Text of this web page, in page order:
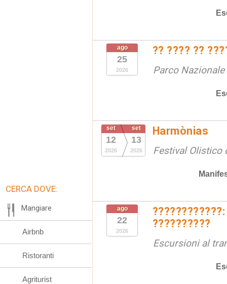
ago
25
2026
?? ???? ??
Parco
set
12
2026
set
13
2026
Harmònias
Festival Olistico
ago
22
2026
??????????
Escursioni al
CERCA DOVE:
Mangiare
Airbnb
Ristoranti
Agriturist